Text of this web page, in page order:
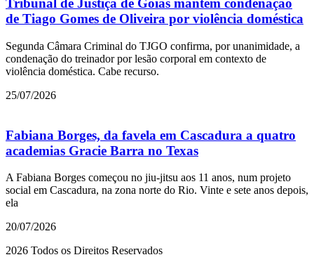
Tribunal de Justiça de Goiás mantém condenação
de Tiago Gomes de Oliveira por violência doméstica
Segunda Câmara Criminal do TJGO confirma, por unanimidade, a
condenação do treinador por lesão corporal em contexto de
violência doméstica. Cabe recurso.
25/07/2026
Fabiana Borges, da favela em Cascadura a quatro
academias Gracie Barra no Texas
A Fabiana Borges começou no jiu-jitsu aos 11 anos, num projeto
social em Cascadura, na zona norte do Rio. Vinte e sete anos depois,
ela
20/07/2026
2026 Todos os Direitos Reservados